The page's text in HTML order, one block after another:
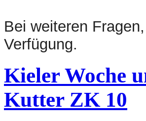
Bei weiteren
Verfügung.
Kieler Woche
Kutter ZK 10